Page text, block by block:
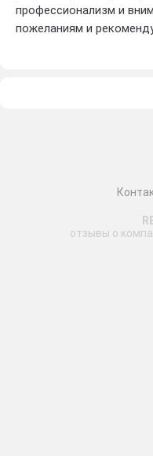
профессионализм и
пожеланиям и
отзывы о